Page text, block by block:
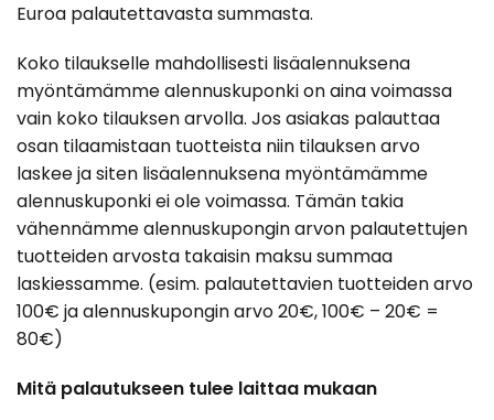
Euroa palautettavasta summasta.
Koko tilaukselle mahdollisesti lisäalennuksena
myöntämämme alennuskuponki on aina voimassa
vain koko tilauksen arvolla. Jos asiakas palauttaa
osan tilaamistaan tuotteista niin tilauksen arvo
laskee ja siten lisäalennuksena myöntämämme
alennuskuponki ei ole voimassa. Tämän takia
vähennämme alennuskupongin arvon palautettujen
tuotteiden arvosta takaisin maksu summaa
laskiessamme. (esim. palautettavien tuotteiden arvo
100€ ja alennuskuponginarvo 20€, 100€ – 20€ =
80€)
Mitä palautukseen tulee laittaa mukaan